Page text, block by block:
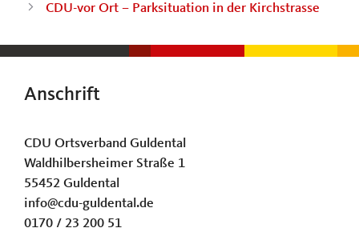
CDU-vor Ort – Parksituation in der Kirchstrasse
Anschrift
CDU Ortsverband Guldental
Waldhilbersheimer Straße 1
55452 Guldental
info@cdu-guldental.de
0170 / 23 200 51